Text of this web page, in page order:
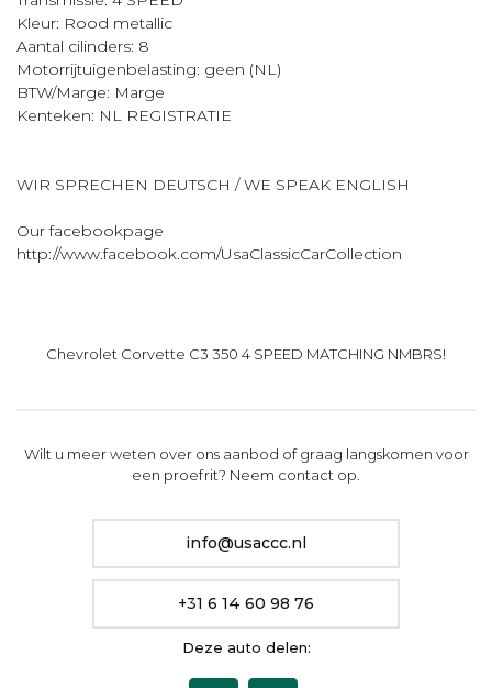
Kleur: Rood metallic
Aantal cilinders: 8
Motorrijtuigenbelasting: geen (NL)
BTW/Marge: Marge
Kenteken: NL REGISTRATIE
WIR SPRECHEN DEUTSCH / WE SPEAK ENGLISH
Our facebookpage
http://www.facebook.com/UsaClassicCarCollection
Chevrolet Corvette C3 350 4 SPEED MATCHING NMBRS!
Wilt u meer weten over ons aanbod of graag langskomen voor
een proefrit? Neem contact op.
info@usaccc.nl
+31 6 14 60 98 76
Deze auto delen: